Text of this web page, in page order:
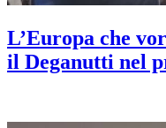
L’Europa che
il Deganutti nel